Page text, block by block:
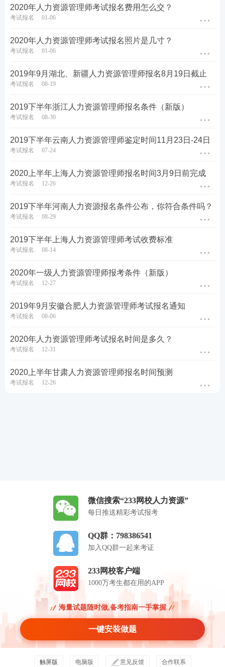
2020年人力资源管理师考试报名费用怎么交？
考试报名 01-06
2020年人力资源管理师考试报名照片是几寸？
考试报名 01-06
2019年9月湖北、新疆人力资源管理师报名8月19日截止
考试报名 08-19
2019下半年浙江人力资源管理师报名条件（新版）
考试报名 08-30
2019下半年云南人力资源管理师鉴定时间11月23日-24日
考试报名 07-24
2020上半年上海人力资源管理师报名时间3月9日前完成
考试报名 12-26
2019下半年河南人力资源报名条件公布，你符合条件吗？
考试报名 08-29
2019下半年上海人力资源管理师考试收费标准
考试报名 08-14
2020年一级人力资源管理师报考条件（新版）
考试报名 12-27
2019年9月安徽合肥人力资源管理师考试报名通知
考试报名 08-06
2020年人力资源管理师考试报名时间是多久？
考试报名 12-31
2020上半年甘肃人力资源管理师报名时间预测
考试报名 12-26
微信搜索“233网校人力资源”
每日推送精彩考试报考
QQ群：798386541
加入QQ群一起来考证
233网校客户端
1000万考生都在用的APP
海量试题随时做,备考指南一手掌握
一键安装做题
触屏版 电脑版 意见反馈 合作联系